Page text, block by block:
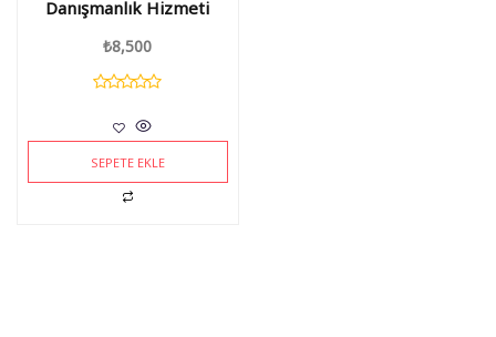
Danışmanlık Hizmeti
₺8,500
SEPETE EKLE